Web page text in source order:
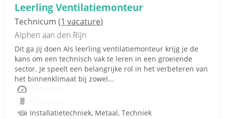
Leerling Ventilatiemonteur
Technicum (1 vacature)
Alphen aan den Rijn
Dit ga jij doen Als leerling ventilatiemonteur krijg je de
kans om een technisch vak te leren in een groeiende
sector. Je speelt een belangrijke rol in het verbeteren van
het binnenklimaat bij zowel...
Installatietechniek, Metaal, Techniek